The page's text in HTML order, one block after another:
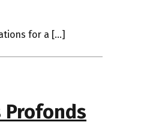
for a […]
Profonds